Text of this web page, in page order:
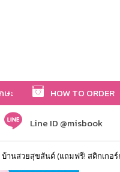
ษะ HOW TO ORDER
Line ID @misbook
านสวยสุขสันต์ (แถมฟรี! สติกเกอร์